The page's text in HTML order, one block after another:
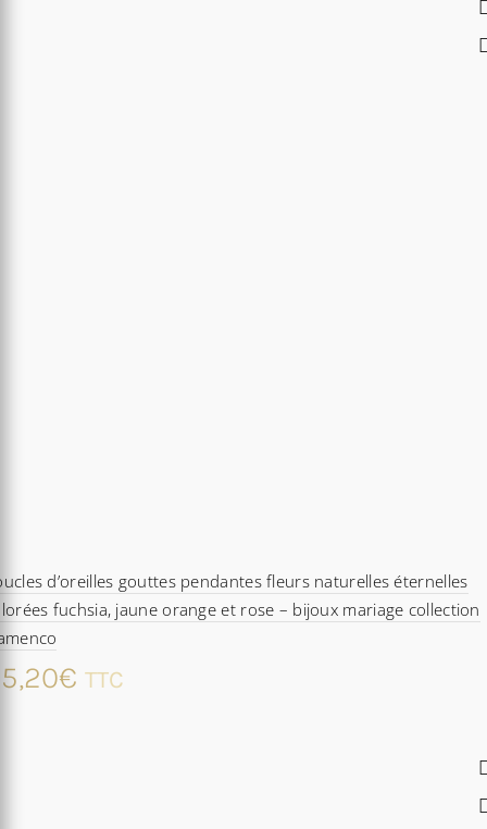
d’oreilles gouttes pendantes fleurs naturelles éternelles
fuchsia, jaune orange et rose – bijoux mariage collection
€ TTC